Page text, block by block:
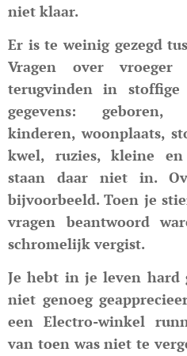
niet klaar.
Er is te weinig gezegd
Vragen over
terugvinden in
gegevens: geboren,
kinderen, woonplaats,
kwel, ruzies, kleine
staan daar niet in.
bijvoorbeeld. Toen je
vragen beantwoord
schromelijk vergist.
Je hebt in je leven hard
niet genoeg
een Electro-winkel
van toen was niet te